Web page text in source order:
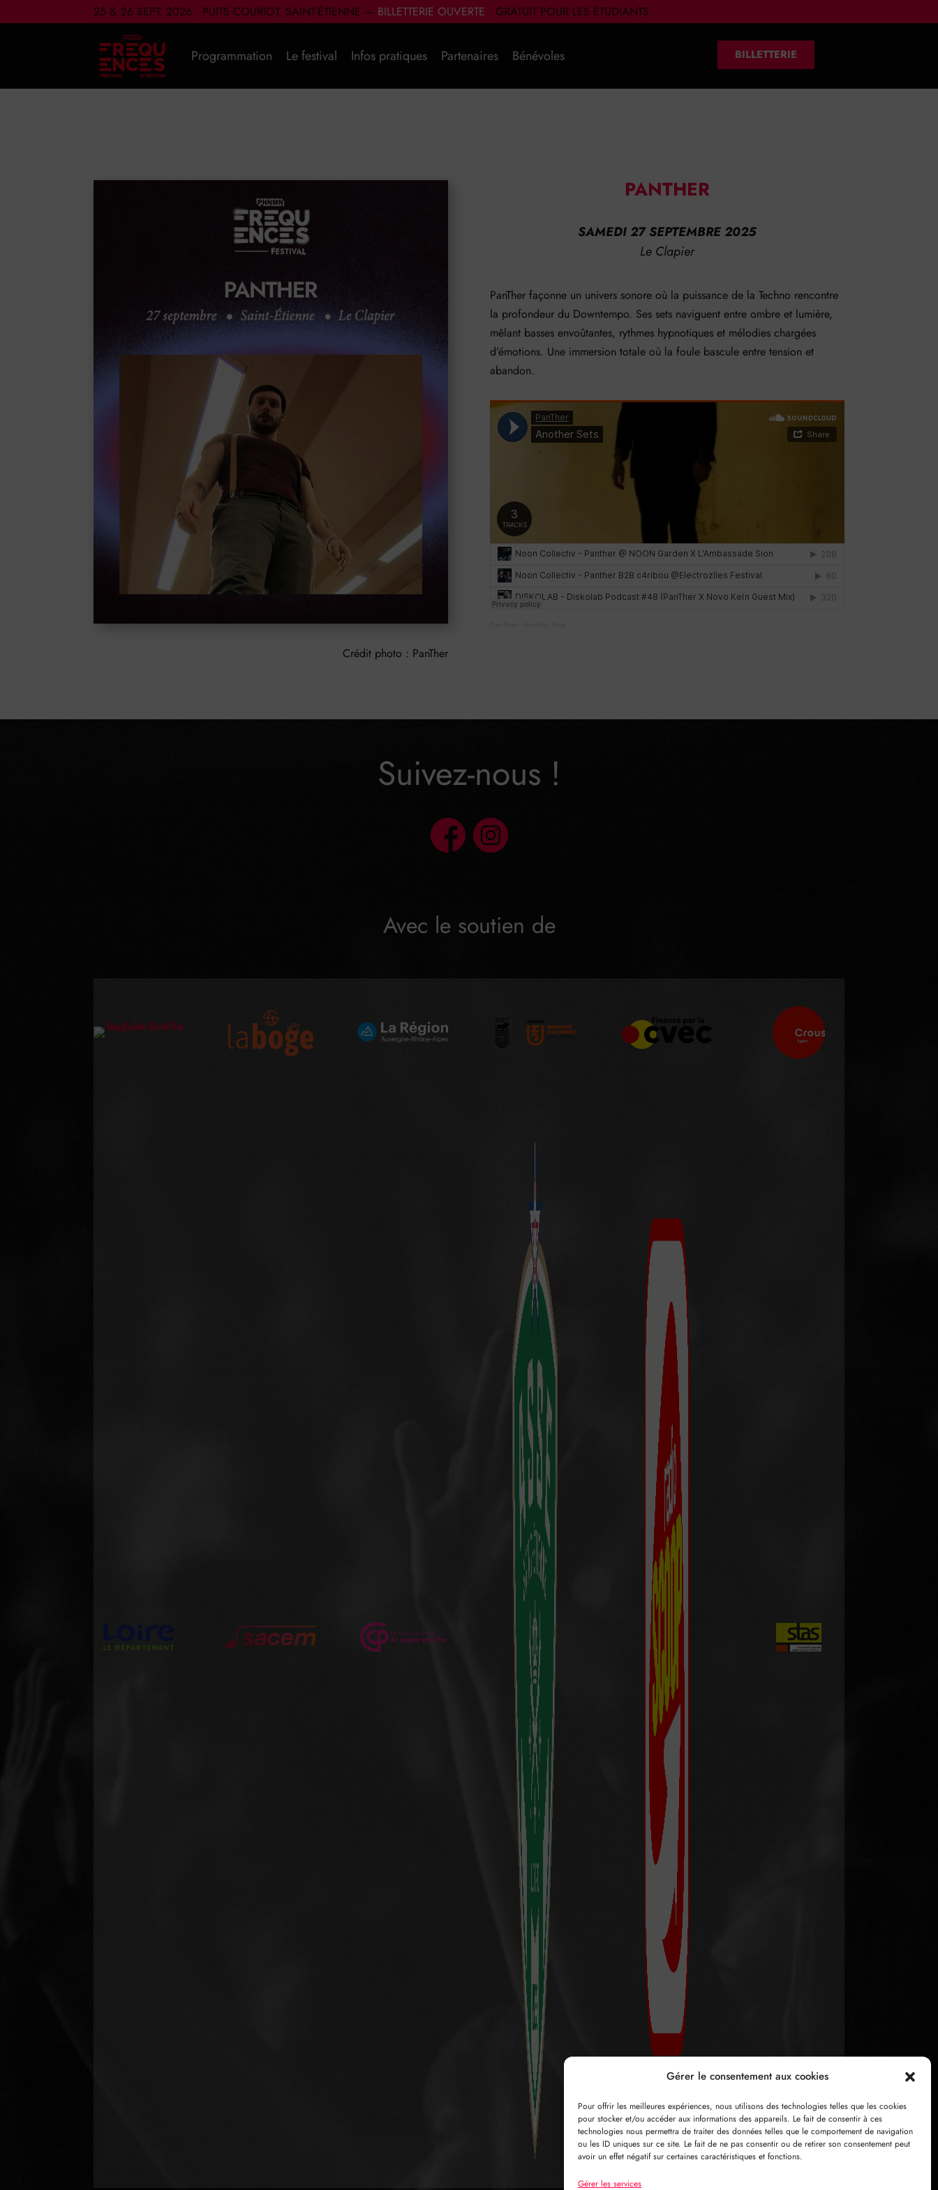
Gérer le consentement aux cookies
Pour offrir les meilleures expériences, nous utilisons des technologies telles que les cookies
pour stocker et/ou accéder aux informations des appareils. Le fait de consentir à ces
technologies nous permettra de traiter des données telles que le comportement de navigation
ou les ID uniques sur ce site. Le fait de ne pas consentir ou de retirer son consentement peut
avoir un effet négatif sur certaines caractéristiques et fonctions.
Gérer les services
25 & 26 SEPT. 2026 · PUITS COURIOT, SAINT-ÉTIENNE — BILLETTERIE OUVERTE · GRATUIT POUR LES ÉTUDIANTS
Programmation Le festival Infos pratiques Partenaires Bénévoles BILLETTERIE
Crédit photo : PanTher
PANTHER
SAMEDI 27 SEPTEMBRE 2025
Le Clapier
PanTher façonne un univers sonore où la puissance de la Techno rencontre
la profondeur du Downtempo. Ses sets naviguent entre ombre et lumière,
mêlant basses envoûtantes, rythmes hypnotiques et mélodies chargées
d’émotions. Une immersion totale où la foule bascule entre tension et
abandon.
Suivez-nous !
Avec le soutien de